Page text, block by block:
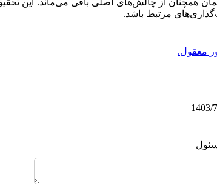
همچنان از چالش‌های اصلی باقی می‌ماند. این
مرتبط باشد.
معقول.